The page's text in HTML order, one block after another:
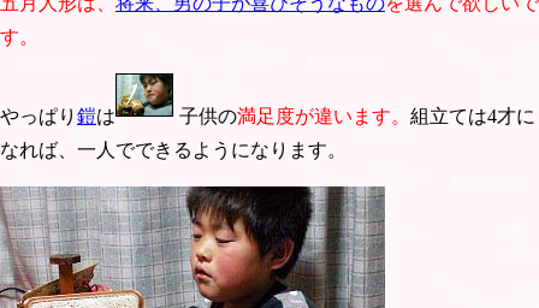
す。
やっぱり 鎧は 子供の満足度が違います。 組立ては4才に
なれば、一人でできるようになります。